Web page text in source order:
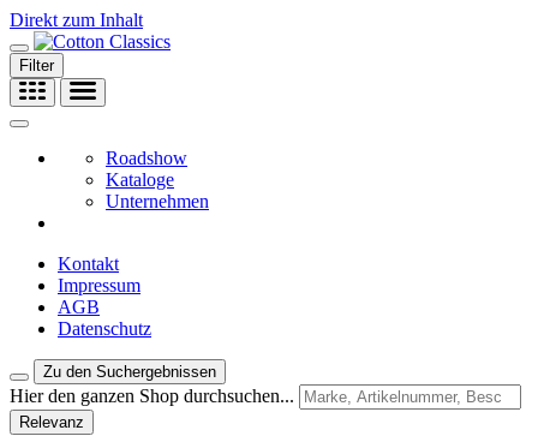
Direkt zum Inhalt
Filter
Roadshow
Kataloge
Unternehmen
Kontakt
Impressum
AGB
Datenschutz
Zu den Suchergebnissen
Hier den ganzen Shop durchsuchen...
Relevanz